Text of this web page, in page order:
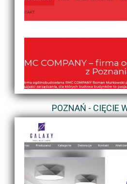
POZNAŃ - CIĘCIE